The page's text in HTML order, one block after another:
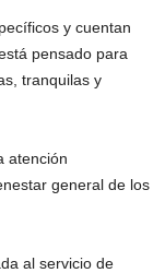
y cuentan
pensado para
tranquilas y
atención
general de los
al servicio de